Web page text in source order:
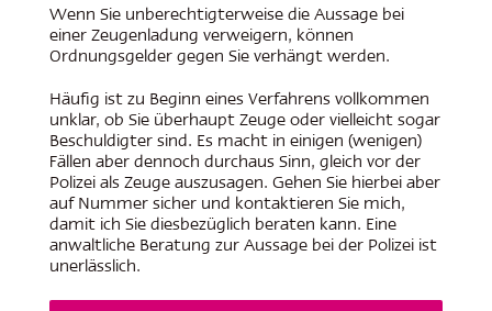
Wenn Sie unberechtigterweise die Aussage bei
einer Zeugenladung verweigern, können
Ordnungsgelder gegen Sie verhängt werden.
Häufig ist zu Beginn eines Verfahrens vollkommen
unklar, ob Sie überhaupt Zeuge oder vielleicht sogar
Beschuldigter sind. Es macht in einigen (wenigen)
Fällen aber dennoch durchaus Sinn, gleich vor der
Polizei als Zeuge auszusagen. Gehen Sie hierbei aber
auf Nummer sicher und kontaktieren Sie mich,
damit ich Sie diesbezüglich beraten kann. Eine
anwaltliche Beratung zur Aussage bei der Polizei ist
unerlässlich.